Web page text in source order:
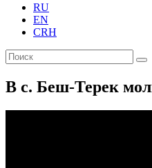
RU
EN
CRH
В с. Беш-Терек